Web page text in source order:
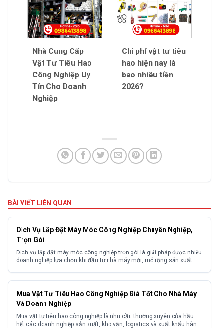
Nhà Cung Cấp
Vật Tư Tiêu Hao
Công Nghiệp Uy
Tín Cho Doanh
Nghiệp
Chi phí vật tư tiêu
hao hiện nay là
bao nhiêu tiền
2026?
BÀI VIẾT LIÊN QUAN
Dịch Vụ Lắp Đặt Máy Móc Công Nghiệp Chuyên Nghiệp,
Trọn Gói
Dịch vụ lắp đặt máy móc công nghiệp trọn gói là giải pháp được nhiều
doanh nghiệp lựa chọn khi đầu tư nhà máy mới, mở rộng sản xuất
Mua Vật Tư Tiêu Hao Công Nghiệp Giá Tốt Cho Nhà Máy
Và Doanh Nghiệp
Mua vật tư tiêu hao công nghiệp là nhu cầu thường xuyên của hầu
hết các doanh nghiệp sản xuất, kho vận, logistics và xuất khẩu hàng